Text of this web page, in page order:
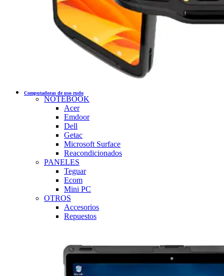
Computadoras de uso rudo
NOTEBOOK
Acer
Emdoor
Dell
Getac
Microsoft Surface
Reacondicionados
PANELES
Teguar
Ecom
Mini PC
OTROS
Accesorios
Repuestos